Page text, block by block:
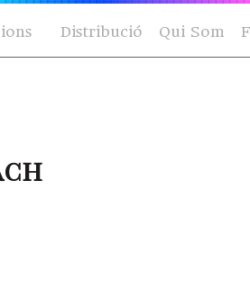
Distribució Qui Som